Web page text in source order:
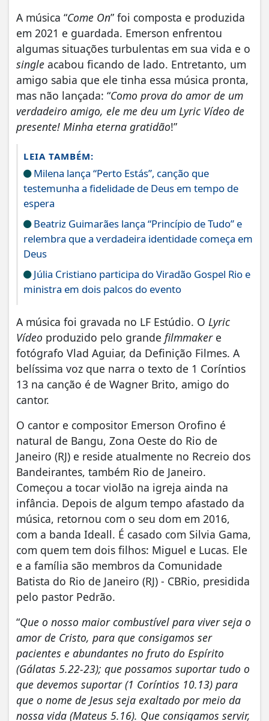
A música “Come On” foi composta e produzida
em 2021 e guardada. Emerson enfrentou
algumas situações turbulentas em sua vida e o
single acabou ficando de lado. Entretanto, um
amigo sabia que ele tinha essa música pronta,
mas não lançada: “Como prova do amor de um
verdadeiro amigo, ele me deu um Lyric Vídeo de
presente! Minha eterna gratidão!”
LEIA TAMBÉM:
Milena lança “Perto Estás”, canção que
testemunha a fidelidade de Deus em tempo de
espera
Beatriz Guimarães lança “Princípio de Tudo” e
relembra que a verdadeira identidade começa em
Deus
Júlia Cristiano participa do Viradão Gospel Rio e
ministra em dois palcos do evento
A música foi gravada no LF Estúdio. O Lyric
Vídeo produzido pelo grande filmmakere
fotógrafo Vlad Aguiar, da Definição Filmes. A
belíssima voz que narra o texto de 1 Coríntios
13 na canção é de Wagner Brito, amigo do
cantor.
O cantor e compositor Emerson Orofino é
natural de Bangu, Zona Oeste do Rio de
Janeiro (RJ) e reside atualmente no Recreio dos
Bandeirantes, também Rio de Janeiro.
Começou a tocar violão na igreja ainda na
infância. Depois de algum tempo afastado da
música, retornou com o seu dom em 2016,
com a banda Ideall. É casado com Silvia Gama,
com quem tem dois filhos: Miguel e Lucas. Ele
e a família são membros da Comunidade
Batista do Rio de Janeiro (RJ) - CBRio, presidida
pelo pastor Pedrão.
“Que o nosso maior combustível para viver seja o
amor de Cristo, para que consigamos ser
pacientes e abundantes no fruto do Espírito
(Gálatas 5.22-23); que possamos suportar tudo o
que devemos suportar (1 Coríntios 10.13) para
que o nome de Jesus seja exaltado por meio da
nossa vida (Mateus 5.16). Que consigamos servir,